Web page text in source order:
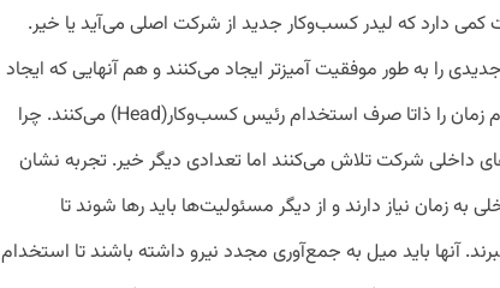
دارد که لیدر کسب‌وکار جدید از شرکت اصلی می‌آید یا خیر.
را به طور موفقیت آمیزتر ایجاد می‌کنند و هم آنهایی که ایجاد
نمی‌کنند، در حدود دو سوم زمان را ذاتا صرف استخدام رئیس کسب‌وکار(Head) می‌کنند. چرا
داخلی شرکت تلاش می‌کنند اما تعدادی دیگر خیر. تجربه نشان
زمان نیاز دارند و از دیگر مسئولیت‌ها باید رها شوند تا
آنها باید میل به جمع‌آوری مجدد نیرو داشته باشند تا استخدام